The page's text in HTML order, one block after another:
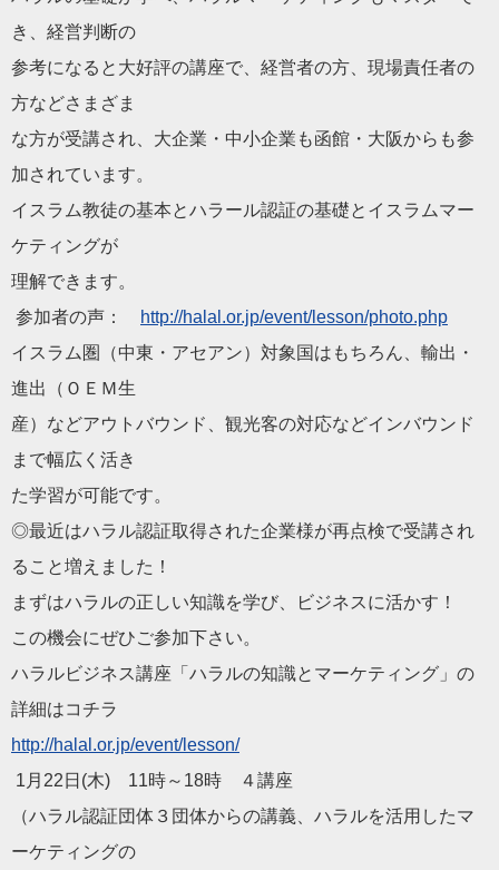
き、 経営判断の
参考になると大好評の講座で、経営者の方、 現場責任者の
方などさまざま
な方が受講され、大企業・中小企業も函館・ 大阪からも参
加されています。
イスラム教徒の基本とハラール認証の基礎とイスラムマー
ケティングが
理解できます。
参加者の声：
http://halal .or.jp/event/lesson/photo.php
イスラム圏（中東・アセアン）対象国はもちろん、輸出・
進出（ ＯＥＭ生
産）などアウトバウンド、 観光客の対応などインバウンド
まで幅広く活き
た学習が可能です。
◎最近はハラル認証取得された企業様が再点検で受講され
ること増え ました！
まずはハラルの正しい知識を学び、ビジネスに活かす！
この機会にぜひご参加下さい。
ハラルビジネス講座「 ハラルの知識とマーケティング」 の
詳細はコチラ
http://halal .or.jp/event/lesson/
1月22日(木) 11時～18時 ４講座
（ハラル認証団体３団体からの講義、 ハラルを活用したマ
ーケティングの